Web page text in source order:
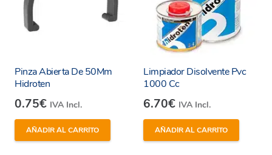
Pinza Abierta De 50Mm
Hidroten
0.75€ IVA Incl.
AÑADIR AL CARRITO
Limpiador Disolvente Pvc
1000 Cc
6.70€ IVA Incl.
AÑADIR AL CARRITO